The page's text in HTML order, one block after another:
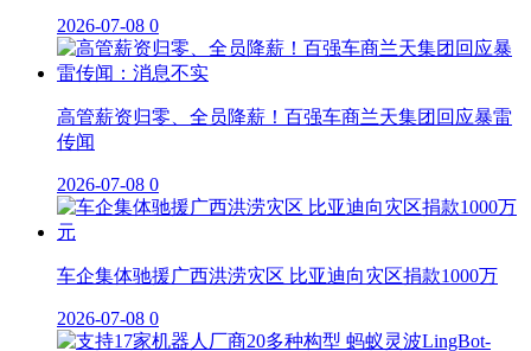
2026-07-08 0
高管薪资归零、全员降薪！百强车商兰天集团回应暴雷
传闻
2026-07-08 0
车企集体驰援广西洪涝灾区 比亚迪向灾区捐款1000万
2026-07-08 0